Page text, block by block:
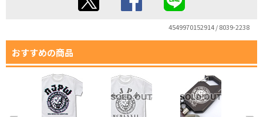
4549970152914 / 8039-2238
おすすめの商品